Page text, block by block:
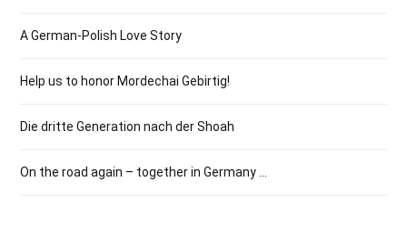
A German-Polish Love Story
Help us to honor Mordechai Gebirtig!
Die dritte Generation nach der Shoah
On the road again – together in Germany …